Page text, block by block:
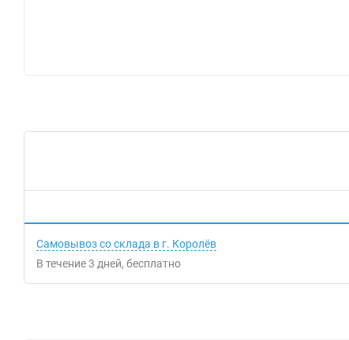
Самовывоз со склада в г. Королёв
В течение3 дней Бесплатно